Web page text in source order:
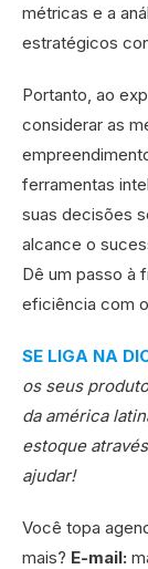
métricas e a
estratégicos
Portanto, ao
considerar as
ferramentas
suas decisões
alcance o
Dê um passo à
eficiência com
SE LIGA NA
os seus
da américa
estoque
ajudar!
Você topa
mais? E-mail: